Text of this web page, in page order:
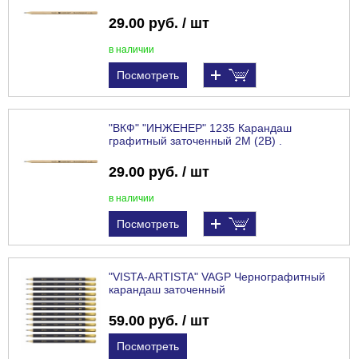
29.00 руб. / шт
в наличии
Посмотреть
"ВКФ" "ИНЖЕНЕР" 1235 Карандаш
графитный заточенный 2М (2B) .
29.00 руб. / шт
в наличии
Посмотреть
"VISTA-ARTISTA" VAGP Чернографитный
карандаш заточенный
59.00 руб. / шт
Посмотреть